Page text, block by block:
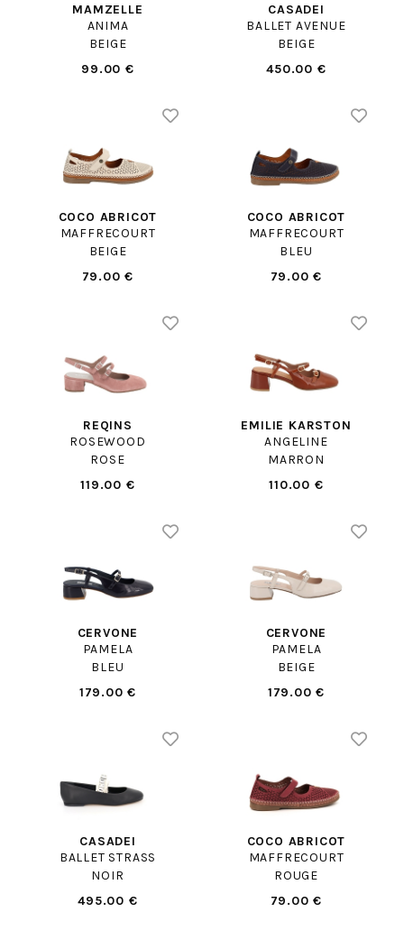
MAMZELLE
ANIMA
BEIGE
99.00 €
CASADEI
BALLET AVENUE
BEIGE
450.00 €
COCO ABRICOT
MAFFRECOURT
BEIGE
79.00 €
COCO ABRICOT
MAFFRECOURT
BLEU
79.00 €
REQINS
ROSEWOOD
ROSE
119.00 €
EMILIE KARSTON
ANGELINE
MARRON
110.00 €
CERVONE
PAMELA
BLEU
179.00 €
CERVONE
PAMELA
BEIGE
179.00 €
CASADEI
BALLET STRASS
NOIR
495.00 €
COCO ABRICOT
MAFFRECOURT
ROUGE
79.00 €